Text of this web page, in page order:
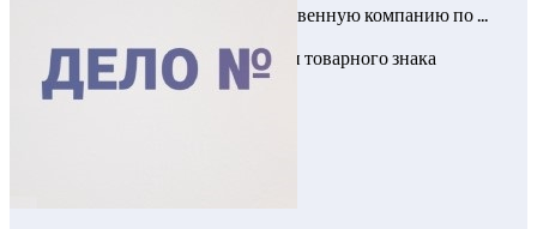
Кейс: Консультировали производственную компанию по ...
Способы оспаривания регистрации товарного знака